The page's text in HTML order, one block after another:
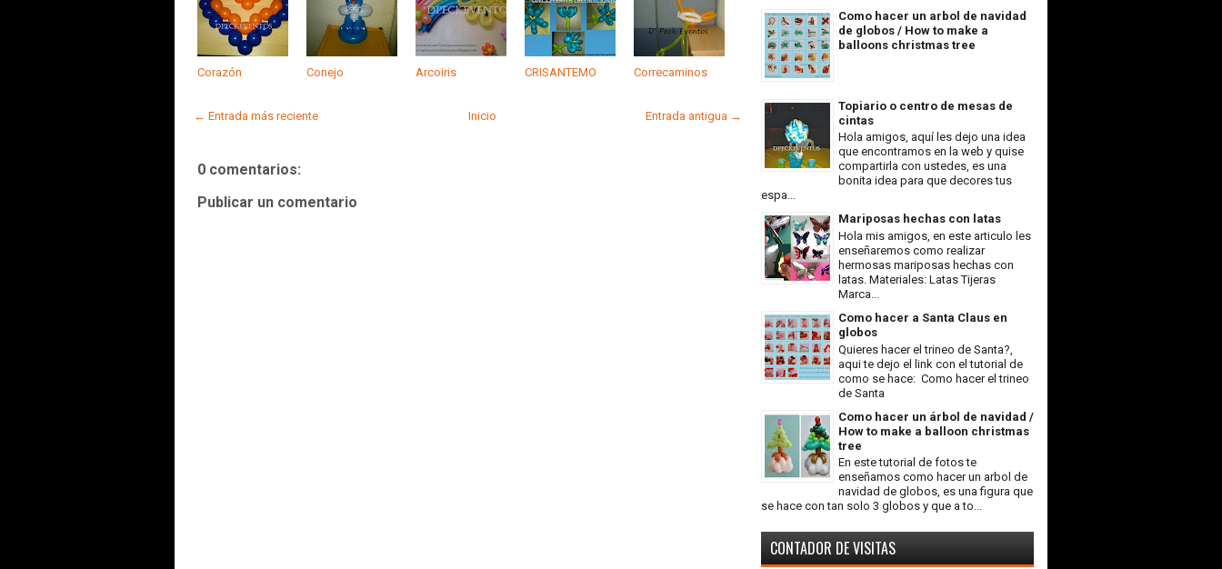
Corazón Conejo Arcoiris CRISANTEMO Correcaminos
← Entrada más reciente Entrada antigua →
Inicio
0 comentarios:
Publicar un comentario
Como hacer un arbol de navidad
de globos / How to make a
balloons christmas tree
Topiario o centro de mesas de
cintas
Hola amigos, aquí les dejo una idea
que encontramos en la web y quise
compartirla con ustedes, es una
bonita idea para que decores tus
espa...
Mariposas hechas con latas
Hola mis amigos, en este articulo les
enseñaremos como realizar
hermosas mariposas hechas con
latas. Materiales: Latas Tijeras
Marca...
Como hacer a Santa Claus en
globos
Quieres hacer el trineo de Santa?,
aqui te dejo el link con el tutorial de
como se hace: Como hacer el trineo
de Santa
Como hacer un árbol de navidad /
How to make a balloon christmas
tree
En este tutorial de fotos te
enseñamos como hacer un arbol de
navidad de globos, es una figura que
se hace con tan solo 3 globos y que a to...
CONTADOR DE VISITAS